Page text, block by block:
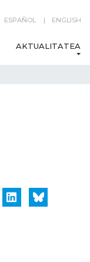
ESPAÑOL ENGLISH
AKTUALITATEA